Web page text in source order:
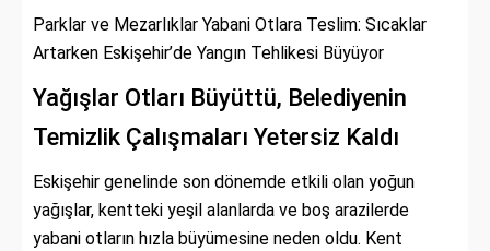
Parklar ve Mezarlıklar Yabani Otlara Teslim: Sıcaklar
Artarken Eskişehir’de Yangın Tehlikesi Büyüyor
Yağışlar Otları Büyüttü, Belediyenin
Temizlik Çalışmaları Yetersiz Kaldı
Eskişehir genelinde son dönemde etkili olan yoğun
yağışlar, kentteki yeşil alanlarda ve boş arazilerde
yabani otların hızla büyümesine neden oldu. Kent